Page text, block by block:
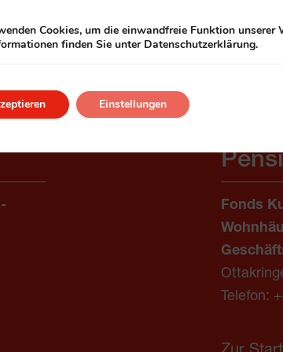
Fonds
Telefon:
Cookies, um die einwandfreie Funktion unserer
finden Sie unter Datenschutzerklärung.
Einstellungen